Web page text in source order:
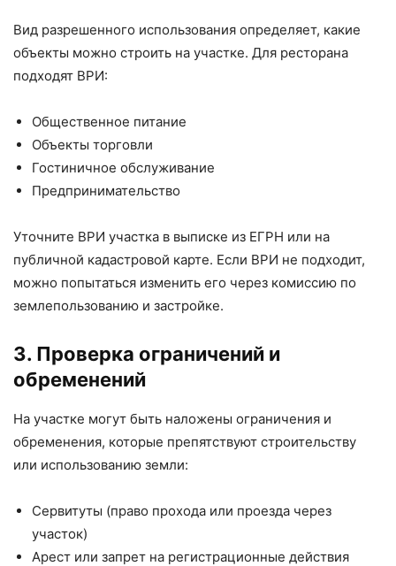
Вид разрешенного использования определяет, какие
объекты можно строить на участке. Для ресторана
подходят ВРИ:
Общественное питание
Объекты торговли
Гостиничное обслуживание
Предпринимательство
Уточните ВРИ участка в выписке из ЕГРН или на
публичной кадастровой карте. Если ВРИ не подходит,
можно попытаться изменить его через комиссию по
землепользованию и застройке.
3. Проверка ограничений и
обременений
На участке могут быть наложены ограничения и
обременения, которые препятствуют строительству
или использованию земли:
Сервитуты (право прохода или проезда через
участок)
Арест или запрет на регистрационные действия